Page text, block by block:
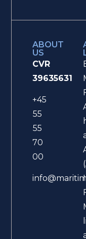
ABOUT
US
CVR
39635631
+45
55
55
70
00